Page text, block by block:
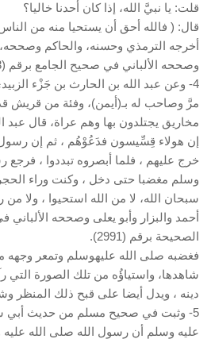
قلت: يا نبيَّ الله، إذا كان أحدنا خاليا؟
قال: ( فالله أحق أن يستحيا منه من
أخرجه الترمذي وحسنه، والحاكم
وصححه الألباني في صحيح الجامع برقم (203).
4- وعن عبد الله بن الحارث بن جَزْء
مرَّ وصاحب له بـ(أيمن)، وفئة من قريش
مخاريق يجتلدون بها وهم عراة، قال عبد
إن هولاء قِسِّيسون فدَعُوْهُم ، ثم إن رسول
خرج عليهم ، فلما أبصروه تبددوا ، فرجع
وسلم مغضبا حتى دخل ، وكنت وراء
سبحان الله، لا من الله استحيوا ، ولا
أحمد والبزار وأبو يعلى وصححه
الصحيحة برقم (2991).
فغضبه صلى الله عليهوسلم وتمعر وجهه
شاهدها، واستياؤُه من تلك الصورة التي
دينه ، ويدل أيضا على قبح ذلك المنظر
5- وثبت في صحيح مسلم من حديث أبي
عليه وسلم أن رسول الله صلى الله